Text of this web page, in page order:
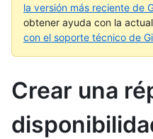
la versión más reciente de
obtener ayuda con la
con el soporte técnico de
Crear una